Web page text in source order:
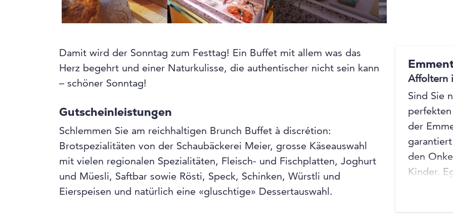
Affoltern
Sind Sie
der
den
Kinder.
Damit wird der Sonntag zum Festtag! Ein Buffet mit allem was das
Herz begehrt und einer Naturkulisse, die authentischer nicht sein kann
– schöner Sonntag!
Gutscheinleistungen
Schlemmen Sie am reichhaltigen Brunch Buffet à discrétion:
Brotspezialitäten von der Schaubäckerei Meier, grosse Käseauswahl
mit vielen regionalen Spezialitäten, Fleisch- und Fischplatten, Joghurt
und Müesli, Saftbar sowie Rösti, Speck, Schinken, Würstli und
Eierspeisen und natürlich eine «gluschtige» Dessertauswahl.